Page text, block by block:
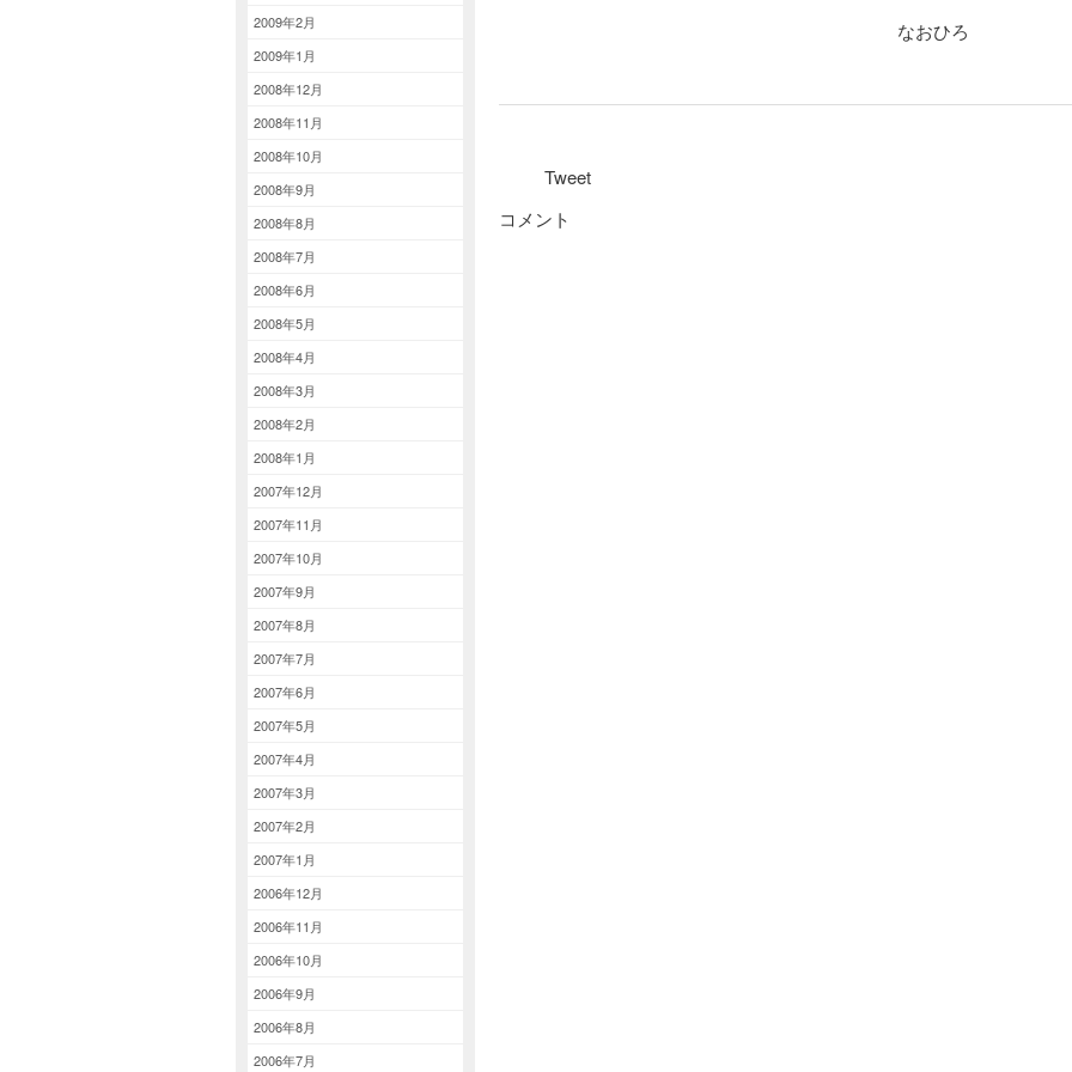
2009年2月
2009年1月
2008年12月
2008年11月
2008年10月
2008年9月
2008年8月
2008年7月
2008年6月
2008年5月
2008年4月
2008年3月
2008年2月
2008年1月
2007年12月
2007年11月
2007年10月
2007年9月
2007年8月
2007年7月
2007年6月
2007年5月
2007年4月
2007年3月
2007年2月
2007年1月
2006年12月
2006年11月
2006年10月
2006年9月
2006年8月
2006年7月
なおひろ
Tweet
コメント